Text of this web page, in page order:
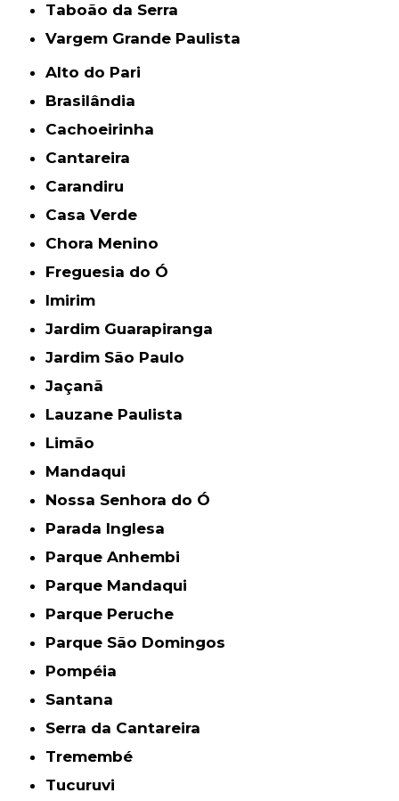
Taboão da Serra
Vargem Grande Paulista
Alto do Pari
Brasilândia
Cachoeirinha
Cantareira
Carandiru
Casa Verde
Chora Menino
Freguesia do Ó
Imirim
Jardim Guarapiranga
Jardim São Paulo
Jaçanã
Lauzane Paulista
Limão
Mandaqui
Nossa Senhora do Ó
Parada Inglesa
Parque Anhembi
Parque Mandaqui
Parque Peruche
Parque São Domingos
Pompéia
Santana
Serra da Cantareira
Tremembé
Tucuruvi